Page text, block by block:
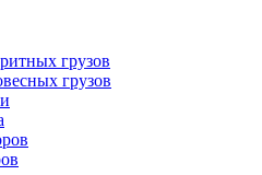
грузов
грузов